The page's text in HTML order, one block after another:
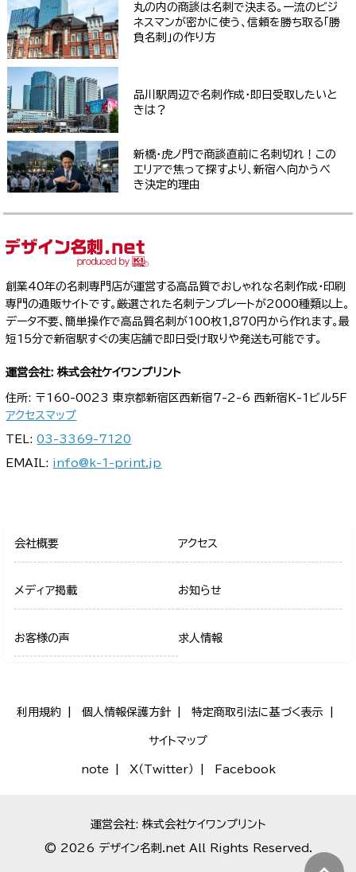
丸の内の商談は名刺で決まる。一流のビジ
ネスマンが密かに使う、信頼を勝ち取る「勝
負名刺」の作り方
品川駅周辺で名刺作成・即日受取したいと
きは？
新橋・虎ノ門で商談直前に名刺切れ！この
エリアで焦って探すより、新宿へ向かうべ
き決定的理由
創業40年の名刺専門店が運営する高品質でおしゃれな名刺作成・印刷
専門の通販サイトです。厳選された名刺テンプレートが2000種類以上。
データ不要、簡単操作で高品質名刺が100枚1,870円から作れます。最
短15分で新宿駅すぐの実店舗で即日受け取りや発送も可能です。
運営会社: 株式会社ケイワンプリント
住所: 〒160-0023 東京都新宿区西新宿7-2-6 西新宿K-1ビル5F
アクセスマップ
TEL:03-3369-7120
EMAIL: info@k-1-print.jp
会社概要 アクセス
メディア掲載 お知らせ
お客様の声 求人情報
利用規約 個人情報保護方針 特定商取引法に基づく表示
サイトマップ
note X（Twitter） Facebook
運営会社: 株式会社ケイワンプリント
© 2026 デザイン名刺.net All Rights Reserved.